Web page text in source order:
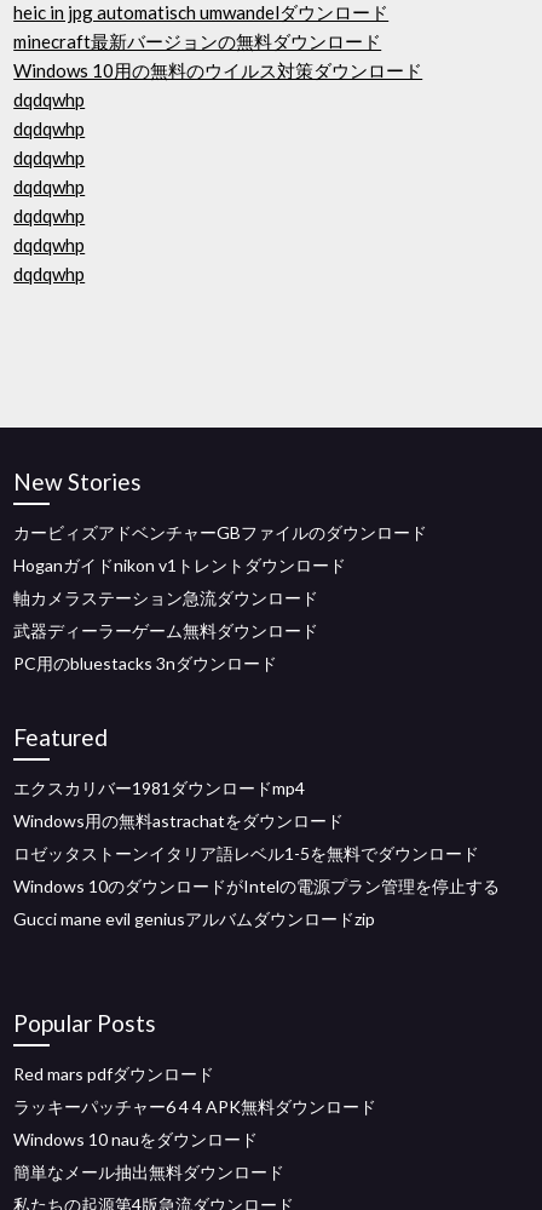
heic in jpg automatisch umwandelダウンロード
minecraft最新バージョンの無料ダウンロード
Windows 10用の無料のウイルス対策ダウンロード
dqdqwhp
dqdqwhp
dqdqwhp
dqdqwhp
dqdqwhp
dqdqwhp
dqdqwhp
New Stories
カービィズアドベンチャーGBファイルのダウンロード
Hoganガイドnikon v1トレントダウンロード
軸カメラステーション急流ダウンロード
武器ディーラーゲーム無料ダウンロード
PC用のbluestacks 3nダウンロード
Featured
エクスカリバー1981ダウンロードmp4
Windows用の無料astrachatをダウンロード
ロゼッタストーンイタリア語レベル1-5を無料でダウンロード
Windows 10のダウンロードがIntelの電源プラン管理を停止する
Gucci mane evil geniusアルバムダウンロードzip
Popular Posts
Red mars pdfダウンロード
ラッキーパッチャー6 4 4 APK無料ダウンロード
Windows 10 nauをダウンロード
簡単なメール抽出無料ダウンロード
私たちの起源第4版急流ダウンロード